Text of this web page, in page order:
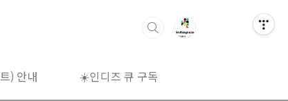
) 안내 ☀️인디즈 큐 구독